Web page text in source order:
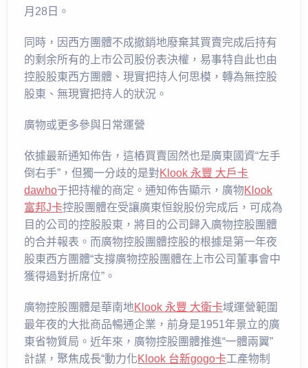
月28日。
同時，因西方團體不成撤銷地廢棄其買賣完成后持有
的剩余所有的上市公司股份表決權，易事特自此也由
控股股東西方團體、現實把持人何思模，轉為無控股
股東、無現實把持人的狀況。
廣物或更多參與日常運營
依據最新通知佈告，這樁買賣固然也是廣東國資“左手
倒右手”，但獨一分歧的是對Klook 永豐 大戶卡
dawho于把持權的商定。通知佈告顯示，廣物Klook
富邦J卡控股團體在受讓廣東恒銳股份完成后，可成為
目的公司的控股股東，將目的公司歸入廣物控股團體
的合并報表。而廣物控股團體控股的根據是第一年夜
股東西方團體“支撐廣物控股團體在上市公司董事會中
獲得過對折席位”。
廣物控股團體是華南地Klook 永豐 大衛卡域運營範圍
最年夜的大批商品暢通企業，前身是1951年景立的廣
東省物質局。近年來，廣物控股團體推進“一體兩翼”
計謀，聚焦成長“動力化Klook 台新gogo卡工產物制